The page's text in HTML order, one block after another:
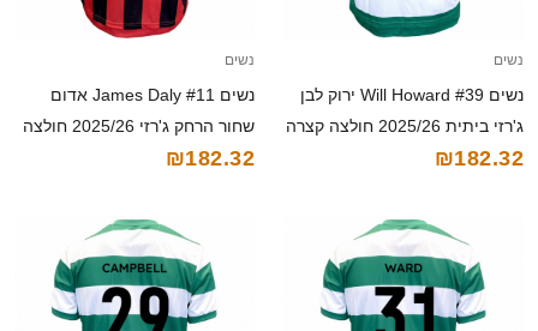
נשים
נשים Will Howard #39 ירוק לבן
ג'רזי ביתית 2025/26 חולצה קצרה
₪182.32
נשים
נשים James Daly #11 אדום
שחור הרחק ג'רזי 2025/26 חולצה
קצרה
₪182.32